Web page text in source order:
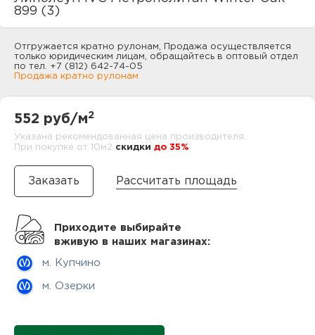
899 (3)
Отгружается кратно рулонам, Продажа осуществляется
только юридическим лицам, обращайтесь в оптовый отдел
по тел. +7 (812) 642-74-05
Продажа кратно рулонам
552 руб/м2
Указана рекомендованная цена производителя.
При покупке от 10м2 cкидки до 35%
Рассчитать площадь
Приходите выбирайте
вживую в наших магазинах:
м. Купчино
м. Озерки